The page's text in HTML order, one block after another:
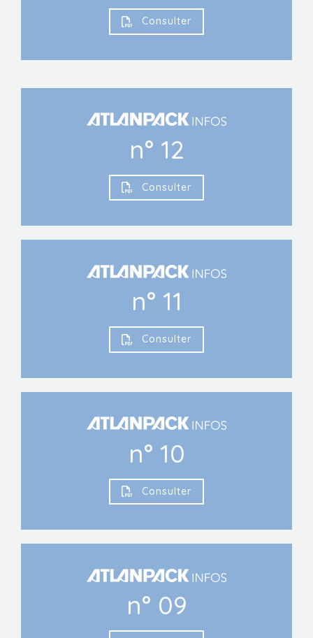
Consulter
n° 12
Consulter
n° 11
Consulter
n° 10
Consulter
n° 09